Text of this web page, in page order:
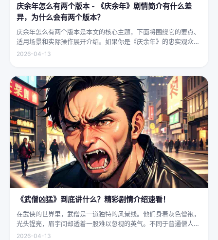
庆余年怎么有两个版本 - 《庆余年》剧情简介有什么差
异，为什么会有两个版本？
庆余年怎么有两个版本是本文的核心主题，下面将围绕它的要点、
适用场景和实际操作展开介绍。如果你是《庆余年》的忠实观众，
可能会发现这部剧在不同视频平台上呈现出两个略有差异的版本，
2026-04-13
《武僧凶猛》到底讲什么？精彩剧情介绍速看！
在武侠的世界里，武僧是一道独特的风景线。他们身着灰色僧袍，
光头锃亮，眉宇间却透着一股难以忽视的英气。不同于普通僧人的
慈眉善目，武僧的眼神中常常闪烁着锐利的光，仿佛能洞穿一切虚
2026-04-13